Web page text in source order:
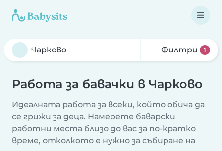
Филтри 1
Работа за бавачки в Чарково
Идеалната работа за всеки, който обича да
се грижи за деца. Намерете баварски
работни места близо до вас за по-кратко
време, отколкото е нужно за събиране на